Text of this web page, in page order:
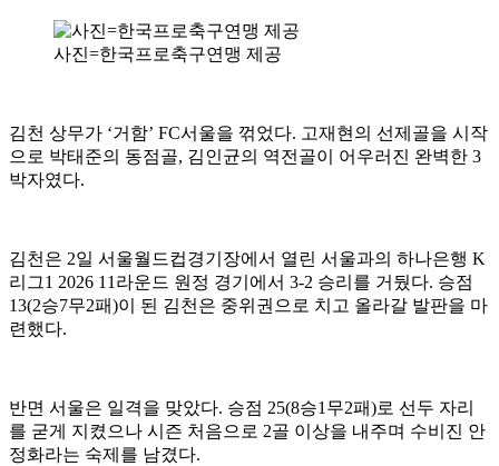
사진=한국프로축구연맹 제공
김천 상무가 ‘거함’ FC서울을 꺾었다. 고재현의 선제골을 시작
으로 박태준의 동점골, 김인균의 역전골이 어우러진 완벽한 3
박자였다.
김천은 2일 서울월드컵경기장에서 열린 서울과의 하나은행 K
리그1 2026 11라운드 원정 경기에서 3-2 승리를 거뒀다. 승점
13(2승7무2패)이 된 김천은 중위권으로 치고 올라갈 발판을 마
련했다.
반면 서울은 일격을 맞았다. 승점 25(8승1무2패)로 선두 자리
를 굳게 지켰으나 시즌 처음으로 2골 이상을 내주며 수비진 안
정화라는 숙제를 남겼다.